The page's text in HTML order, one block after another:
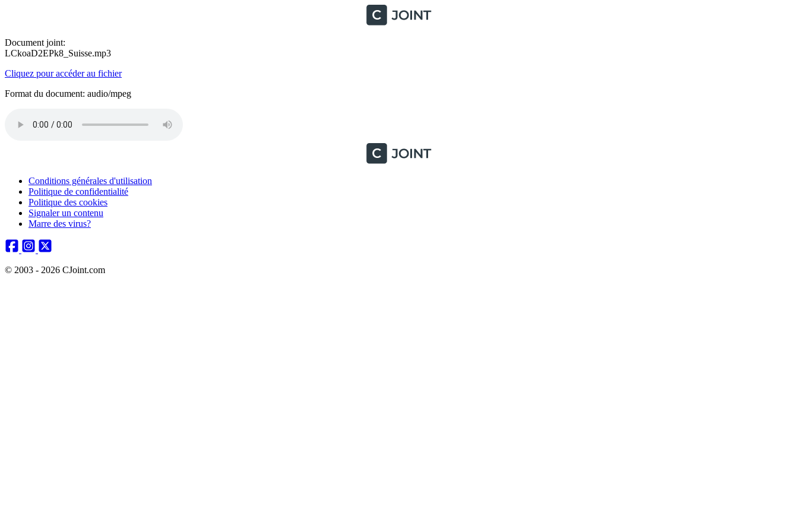
Document joint:
LCkoaD2EPk8_Suisse.mp3
Cliquez pour accéder au fichier
Format du document: audio/mpeg
Conditions générales d'utilisation
Politique de confidentialité
Politique des cookies
Signaler un contenu
Marre des virus?
© 2003 - 2026 CJoint.com